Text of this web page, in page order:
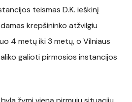
teismas D.K. ieškinį
krepšininko atžvilgiu
4 metų iki 3 metų, o Vilniaus
galioti pirmosios instancijos